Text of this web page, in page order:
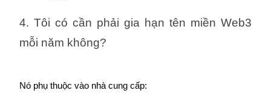
4. Tôi có cần phải gia hạn tên miền Web3
mỗi năm không?